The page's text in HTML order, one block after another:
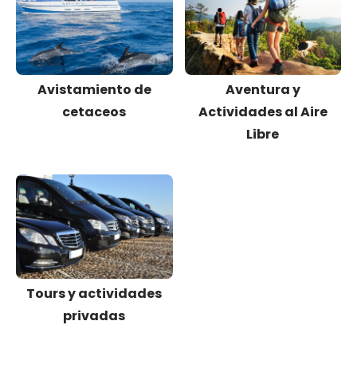
Avistamiento de
cetaceos
Aventura y
Actividades al Aire
Libre
Tours y actividades
privadas